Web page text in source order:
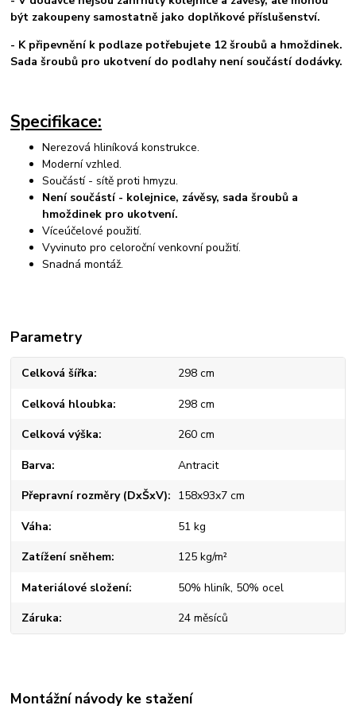
být zakoupeny samostatně jako doplňkové příslušenství.
- K připevnění k podlaze potřebujete 12 šroubů a hmoždinek.
Sada šroubů pro ukotvení do podlahy není součástí dodávky.
Specifikace:
Nerezová hliníková konstrukce.
Moderní vzhled.
Součástí - sítě proti hmyzu.
Není součástí - kolejnice, závěsy, sada šroubů a
hmoždinek pro ukotvení.
Víceúčelové použití.
Vyvinuto pro celoroční venkovní použití.
Snadná montáž.
Parametry
Celková šířka 298 cm
Celková hloubka 298 cm
Celková výška 260 cm
Barva Antracit
Přepravní rozměry (DxŠxV) 158x93x7 cm
Váha 51 kg
Zatížení sněhem 125 kg/m²
Materiálové složení 50% hliník, 50% ocel
Záruka 24 měsíců
Montážní návody ke stažení